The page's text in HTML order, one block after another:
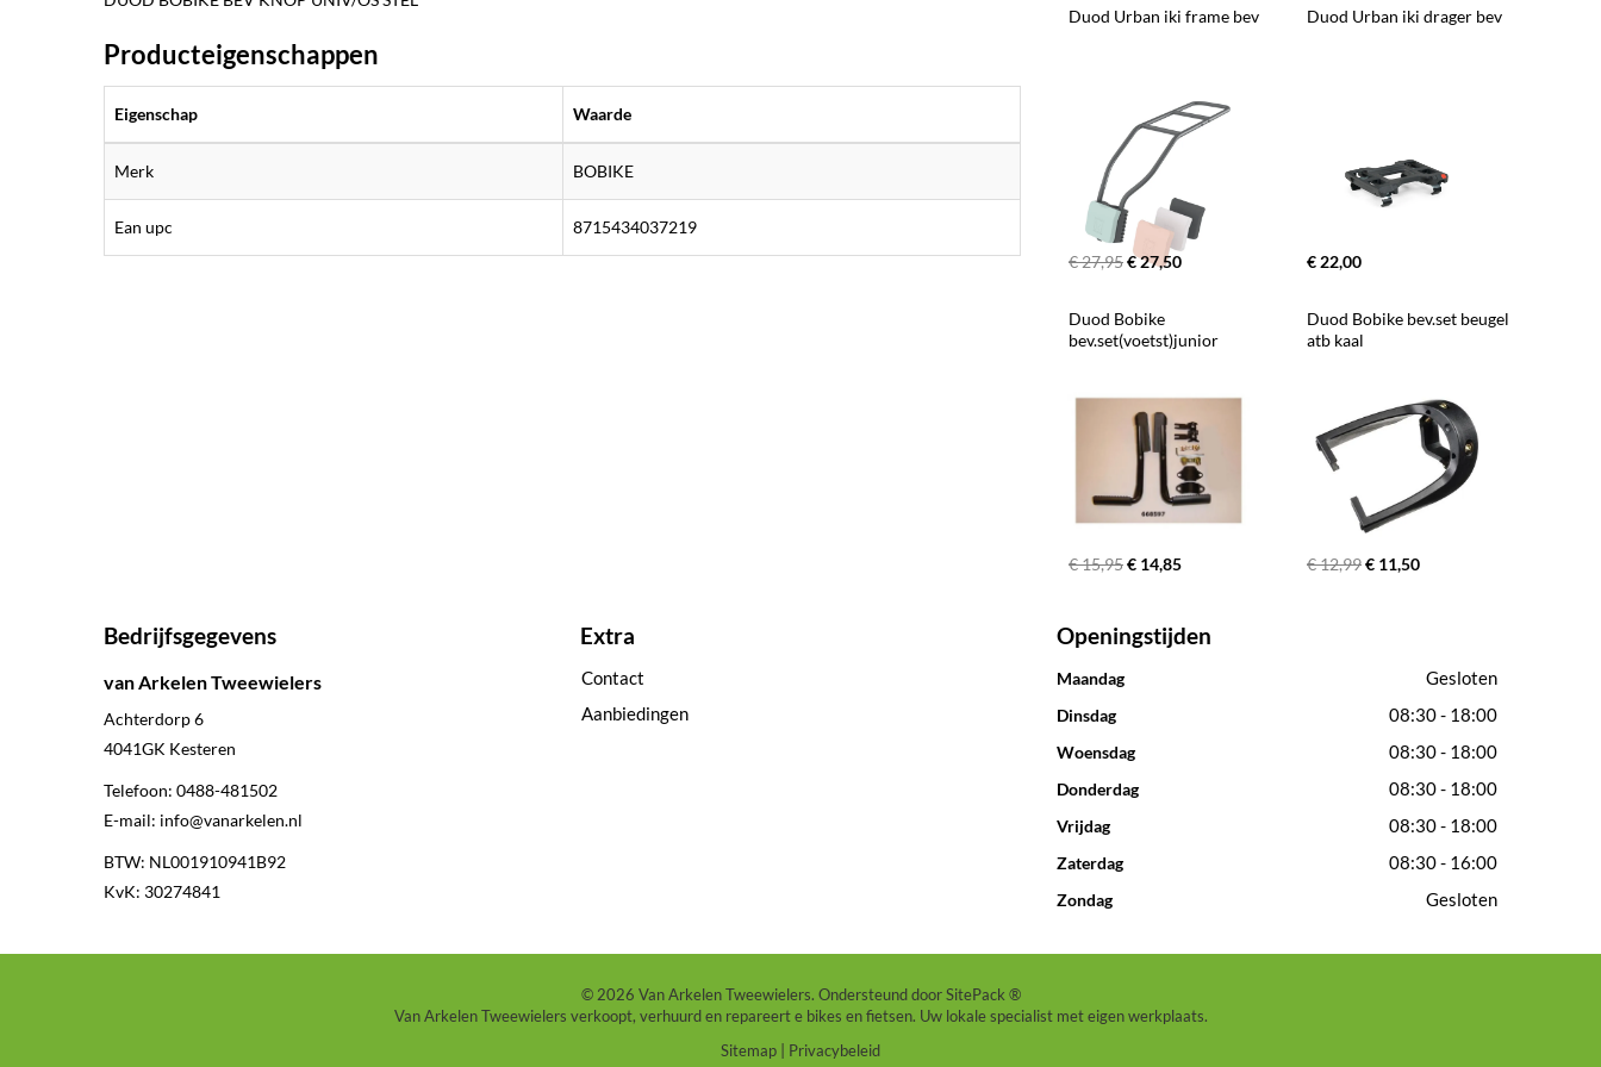
Producteigenschappen
Eigenschap Waarde
Merk BOBIKE
Ean upc 8715434037219
Duod Urban iki frame bev
€ 27,95€ 27,50
Duod Urban iki drager bev
€ 22,00
Duod Bobike
bev.set(voetst)junior
€ 15,95€ 14,85
Duod Bobike bev.set beugel
atb kaal
€ 12,99€ 11,50
Bedrijfsgegevens
van Arkelen Tweewielers
Achterdorp 6
4041GK Kesteren
Telefoon: 0488-481502
E-mail: info@vanarkelen.nl
BTW: NL001910941B92
KvK: 30274841
Extra
Contact
Aanbiedingen
Openingstijden
Maandag Gesloten
Dinsdag 08:30 - 18:00
Woensdag 08:30 - 18:00
Donderdag 08:30 - 18:00
Vrijdag 08:30 - 18:00
Zaterdag 08:30 - 16:00
Zondag Gesloten
© 2026 Van Arkelen Tweewielers. Ondersteund doorSitePack ®
Van Arkelen Tweewielers verkoopt, verhuurd en repareert e bikes en fietsen. Uw lokale specialist met eigen werkplaats.
Sitemap
Privacybeleid